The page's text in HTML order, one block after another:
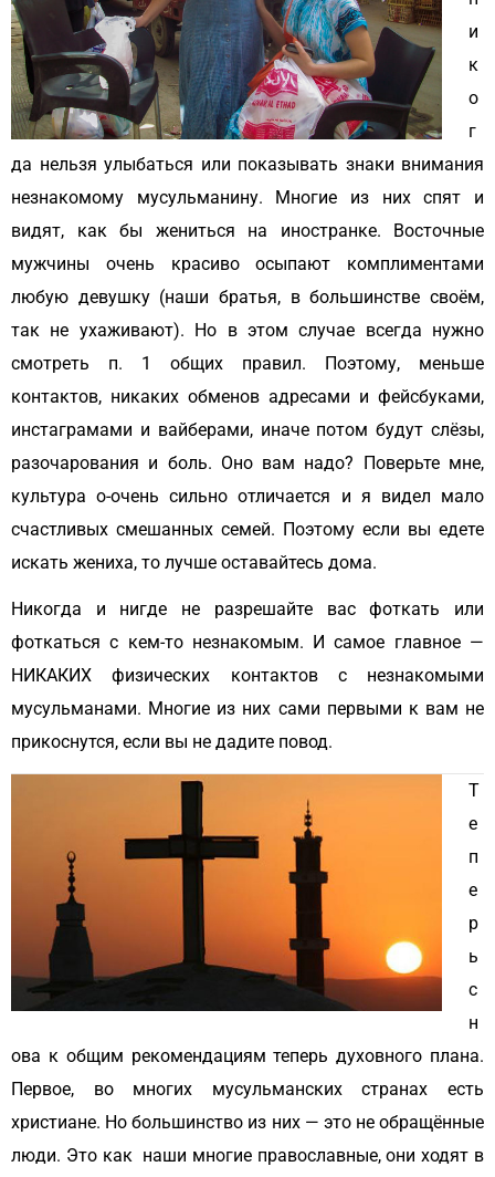
и
к
о
г
да нельзя улыбаться или показывать знаки внимания
незнакомому мусульманину. Многие из них спят и
видят, как бы жениться на иностранке. Восточные
мужчины очень красиво осыпают комплиментами
любую девушку (наши братья, в большинстве своём,
так не ухаживают). Но в этом случае всегда нужно
смотреть п. 1 общих правил. Поэтому, меньше
контактов, никаких обменов адресами и фейсбуками,
инстаграмами и вайберами, иначе потом будут слёзы,
разочарования и боль. Оно вам надо? Поверьте мне,
культура о-очень сильно отличается и я видел мало
счастливых смешанных семей. Поэтому если вы едете
искать жениха, то лучше оставайтесь дома.
Никогда и нигде не разрешайте вас фоткать или
фоткаться с кем-то незнакомым. И самое главное —
НИКАКИХ физических контактов с незнакомыми
мусульманами. Многие из них сами первыми к вам не
прикоснутся, если вы не дадите повод.
Т
е
п
е
р
ь
с
н
ова к общим рекомендациям теперь духовного плана.
Первое, во многих мусульманских странах есть
христиане. Но большинство из них — это не обращённые
люди. Это как наши многие православные, они ходят в